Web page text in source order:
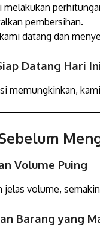
melakukan
pembersihan.
datang dan
Datang Hari
memungkinkan,
Volume Puing
jelas volume,
Barang yang